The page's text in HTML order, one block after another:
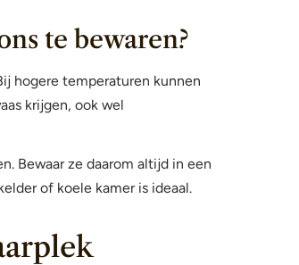
te bewaren?
hogere temperaturen kunnen
krijgen, ook wel
Bewaar ze daarom altijd in een
of koele kamer is ideaal.